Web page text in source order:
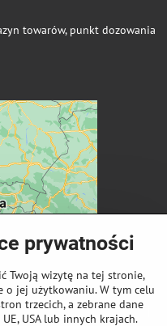
towarów, punkt dozowania
prywatności
Twoją wizytę na tej stronie,
o jej użytkowaniu. W tym celu
trzecich, a zebrane dane
USA lub innych krajach.